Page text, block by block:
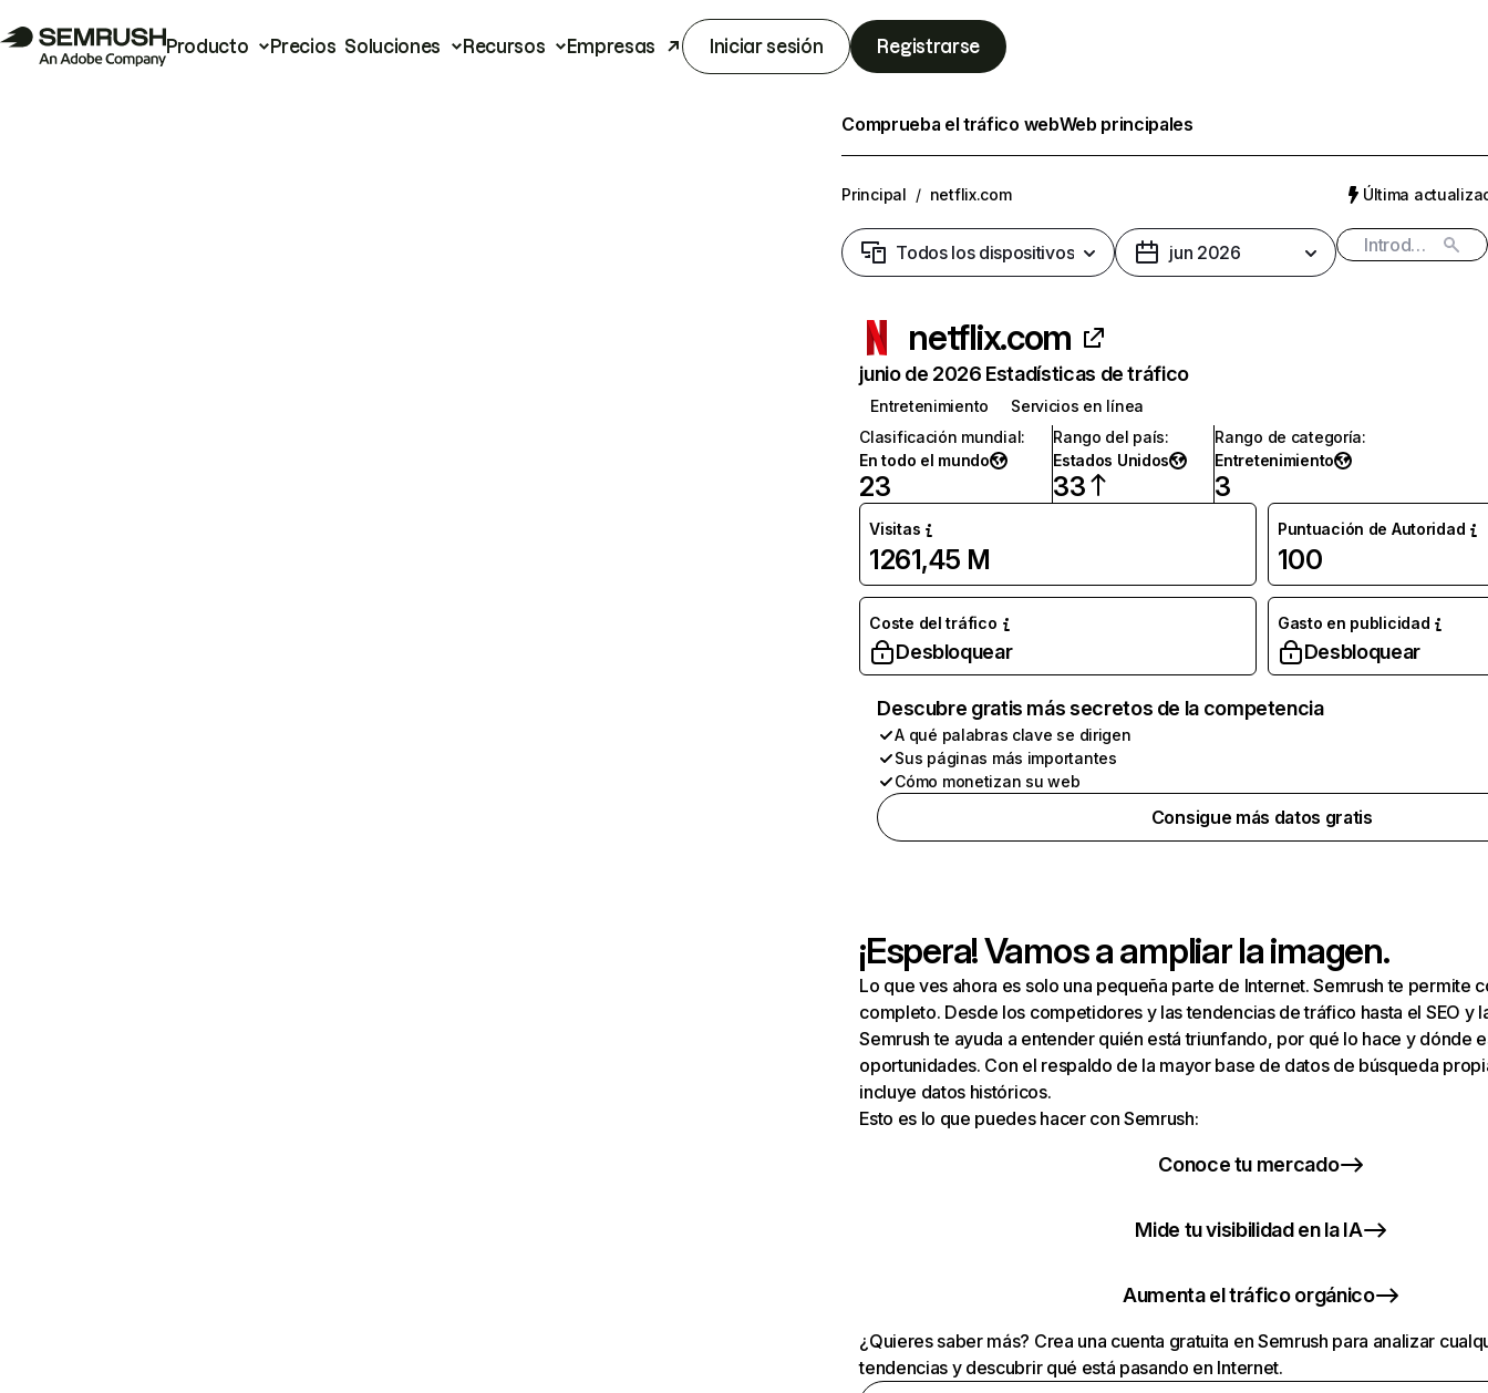
Producto Precios Soluciones Recursos Empresas Iniciar sesión Registrarse
Comprueba el tráfico webWeb principales
Principal / netflix.com Última
Todos los dispositivos jun 2026
netflix.com
junio de 2026 Estadísticas de tráfico
Entretenimiento
Servicios en línea
Clasificación mundial:
En todo el mundo
23
Rango del país:
Estados Unidos
33
Rango de categoría:
Entretenimiento
3
Visitas
1261,45 M
Puntuación de Autoridad
100
Coste del tráfico
Desbloquear
Gasto en publicidad
Desbloquear
Descubre gratis más secretos de la competencia
A qué palabras clave se dirigen
Sus páginas más importantes
Cómo monetizan su web
Consigue más datos gratis
¡Espera! Vamos a ampliar la imagen.
Lo que ves ahora es solo una pequeña parte de Internet. Semrush te permite
completo. Desde los competidores y las tendencias de tráfico hasta el SEO y
Semrush te ayuda a entender quién está triunfando, por qué lo hace y dónde
oportunidades. Con el respaldo de la mayor base de datos de búsqueda
incluye datos históricos.
Esto es lo que puedes hacer con Semrush:
Conoce tu mercado
Mide tu visibilidad en la IA
Aumenta el tráfico orgánico
¿Quieres saber más? Crea una cuenta gratuita en Semrush para analizar
tendencias y descubrir qué está pasando en Internet.